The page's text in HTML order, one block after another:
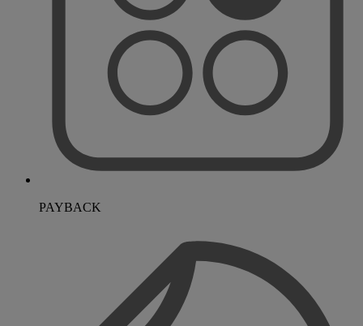
PAYBACK